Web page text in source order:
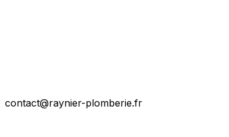
contact@raynier-plomberie.fr